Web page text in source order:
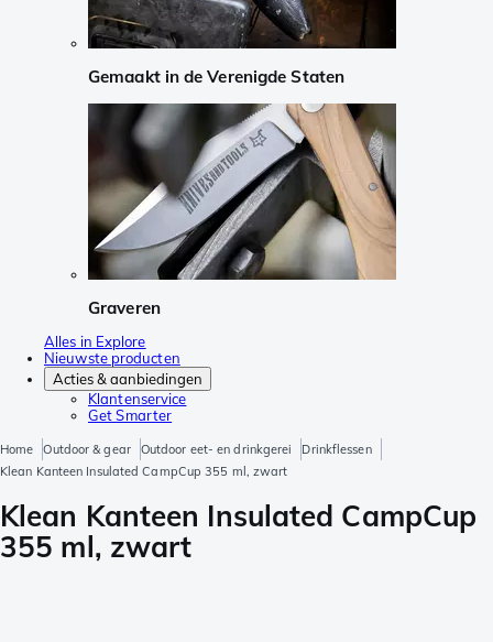
Gemaakt in de Verenigde Staten
Graveren
Alles in Explore
Nieuwste producten
Acties & aanbiedingen
Klantenservice
Get Smarter
Home Outdoor & gear Outdoor eet- en drinkgerei
Drinkflessen
Klean Kanteen Insulated CampCup 355 ml, zwart
Klean Kanteen Insulated CampCup
355 ml, zwart